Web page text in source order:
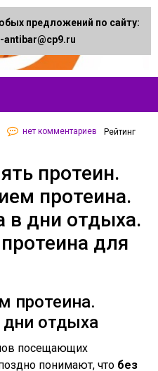
нет комментариев Рейтинг
протеин.
протеина.
в дни отдыха.
для
протеина.
отдыха
посещающих
понимают, что без
предложений по сайту:
antibar@cp9.ru